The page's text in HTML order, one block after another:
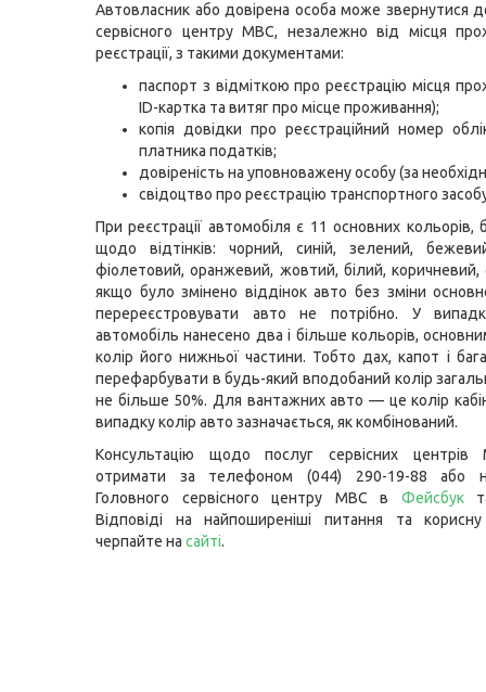
Автовласник або довірена особа може звернутися
сервісного центру МВС, незалежно від місця
реєстрації, з такими документами:
паспорт з відміткою про реєстрацію місця
ID-картка та витяг про місце проживання);
копія довідки про реєстраційний номер
платника податків;
довіреність на уповноважену особу (за
свідоцтво про реєстрацію транспортного
При реєстрації автомобіля є 11 основних кольорів,
щодо відтінків: чорний, синій, зелений,
фіолетовий, оранжевий, жовтий, білий, коричневий,
якщо було змінено віддінок авто без зміни
перереєстровувати авто не потрібно. У
автомобіль нанесено два і більше кольорів,
колір його нижньої частини. Тобто дах, капот і
перефарбувати в будь-який вподобаний колір
не більше 50%. Для вантажних авто — це колір
випадку колір авто зазначається, як комбінований.
Консультацію щодо послуг сервісних
отримати за телефоном (044) 290-19-88 або
Головного сервісного центру МВС в Фейсбук
Відповіді на найпоширеніші питання та
черпайте на сайті.